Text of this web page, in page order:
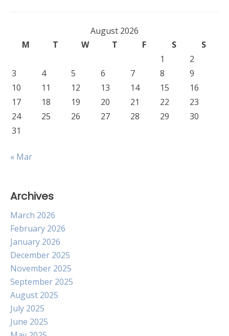
August 2026
M
T W T F S
S
1
2
3
4 5 6 7 8
9
10
11 12 13 14 15
16
17
18 19 20 21 22
23
24
25 26 27 28 29
30
31
« Mar
Archives
March 2026
February 2026
January 2026
December 2025
November 2025
September 2025
August 2025
July 2025
June 2025